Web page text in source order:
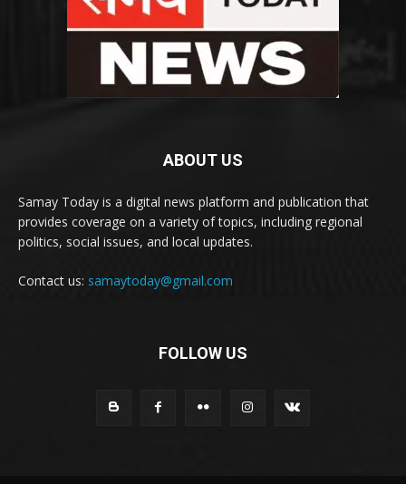
ABOUT US
Samay Today is a digital news platform and publication that
provides coverage on a variety of topics, including regional
politics, social issues, and local updates.
Contact us: samaytoday@gmail.com
FOLLOW US